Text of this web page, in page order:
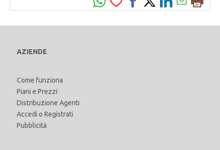
AZIENDE
Come funziona
Piani e Prezzi
Distribuzione Agenti
Accedi o Registrati
Pubblicità